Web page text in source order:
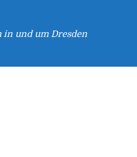
in und um Dresden